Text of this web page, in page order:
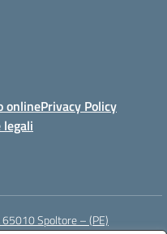
onlinePrivacy Policy
legali
65010 Spoltore – (PE)